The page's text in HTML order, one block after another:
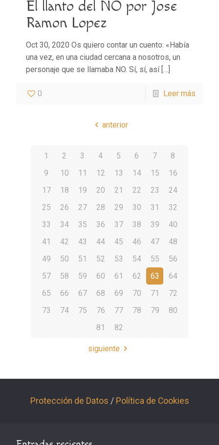
El llanto del NO por Jose
Ramon Lopez
Oct 30, 2020 Os quiero contar un cuento: «Había
una vez, en una ciudad cercana a nosotros, un
personaje que se llamaba NO. Sí, sí, así[…]
0 Leer más
anterior
1 2 3 4 5 6 7
8
9
10 11 12 13 14 15
16
17
18 19 20 21 22 23
24
25
26 27 28 29 30 31
32
33
34 35 36 37 38 39
40
41
42 43 44 45 46 47
48
49
50 51 52 53 54 55
56
57
58 59 60 61 62 63
64
65
66 67 68 69 70 71
72
73
74 75 76 77 78 79
80
81
82
siguiente
Protección de Datos / Política de Cookies